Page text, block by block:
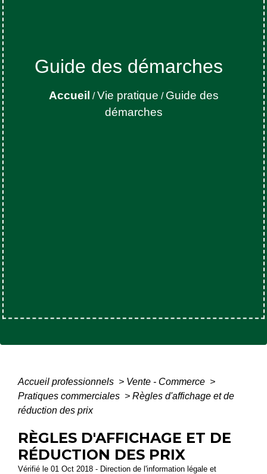
Guide des démarches
Accueil /Vie pratique / Guide des
démarches
Accueil professionnels > Vente - Commerce >
Pratiques commerciales > Règles d'affichage et de
réduction des prix
RÈGLES D'AFFICHAGE ET DE
RÉDUCTION DES PRIX
Vérifié le 01 Oct 2018 - Direction de l'information légale et